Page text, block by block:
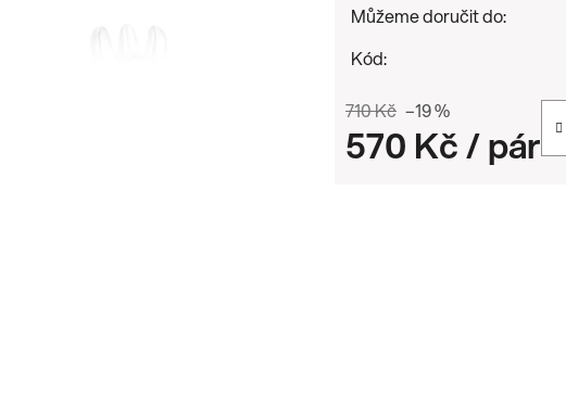
Můžeme doručit do:
Kód:
710 Kč –19 %
570 Kč/ pár